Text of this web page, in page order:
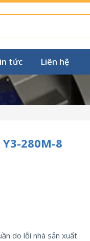
tức Liên hệ
280M-8
do lỗi nhà sản xuất